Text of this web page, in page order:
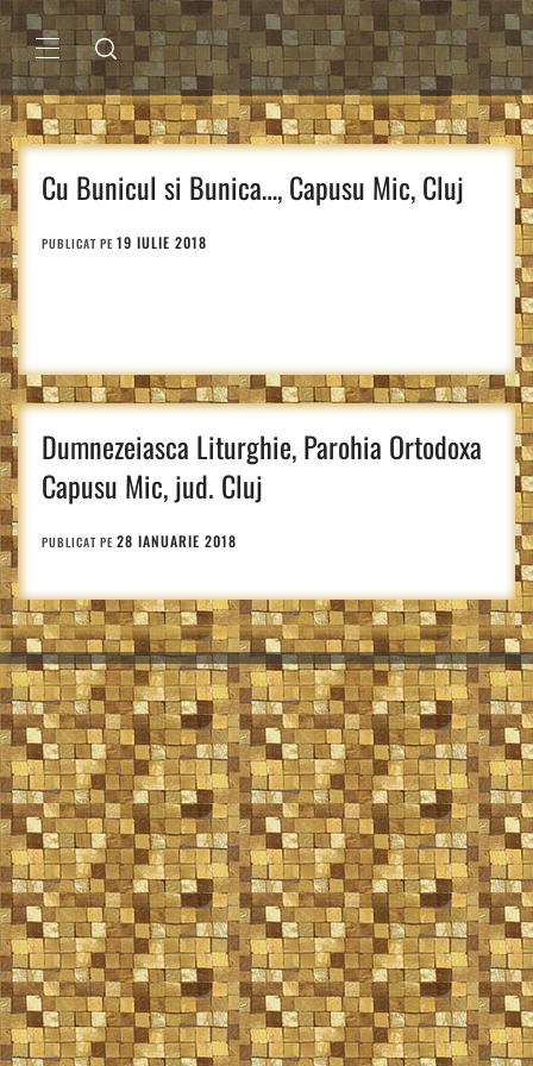
Sari
la
conținutMENIU
PRINCIPAL
Cu Bunicul si Bunica…, Capusu Mic, Cluj
PUBLICAT PE 19 IULIE 2018
Dumnezeiasca Liturghie, Parohia Ortodoxa
Capusu Mic, jud. Cluj
PUBLICAT PE 28 IANUARIE 2018